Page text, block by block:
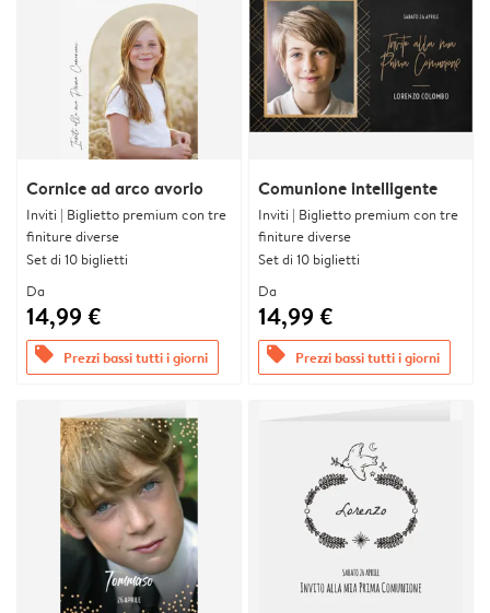
Cornice ad arco avorio
Inviti | Biglietto premium con tre
finiture diverse
Set di 10 biglietti
Da
14,99 €
offers Prezzi bassi tutti i giorni
Comunione intelligente
Inviti | Biglietto premium con tre
finiture diverse
Set di 10 biglietti
Da
14,99 €
offers Prezzi bassi tutti i giorni